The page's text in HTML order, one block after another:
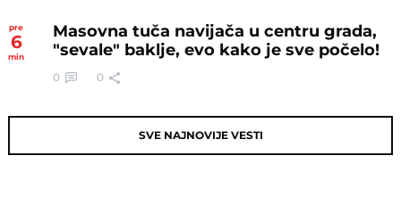
pre
6
min
Masovna tuča navijača u centru grada,
"sevale" baklje, evo kako je sve počelo!
0 0
SVE NAJNOVIJE VESTI